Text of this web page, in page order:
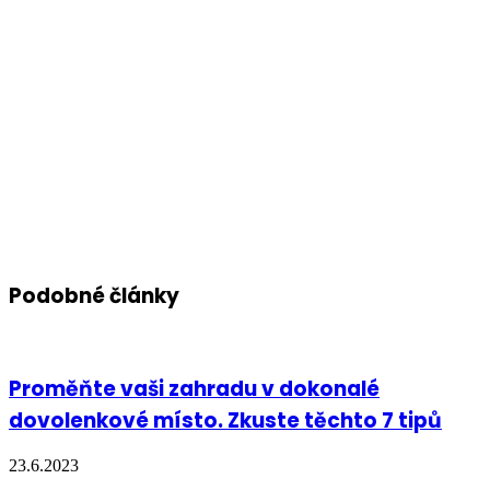
Podobné články
Proměňte vaši zahradu v dokonalé
dovolenkové místo. Zkuste těchto 7 tipů
23.6.2023